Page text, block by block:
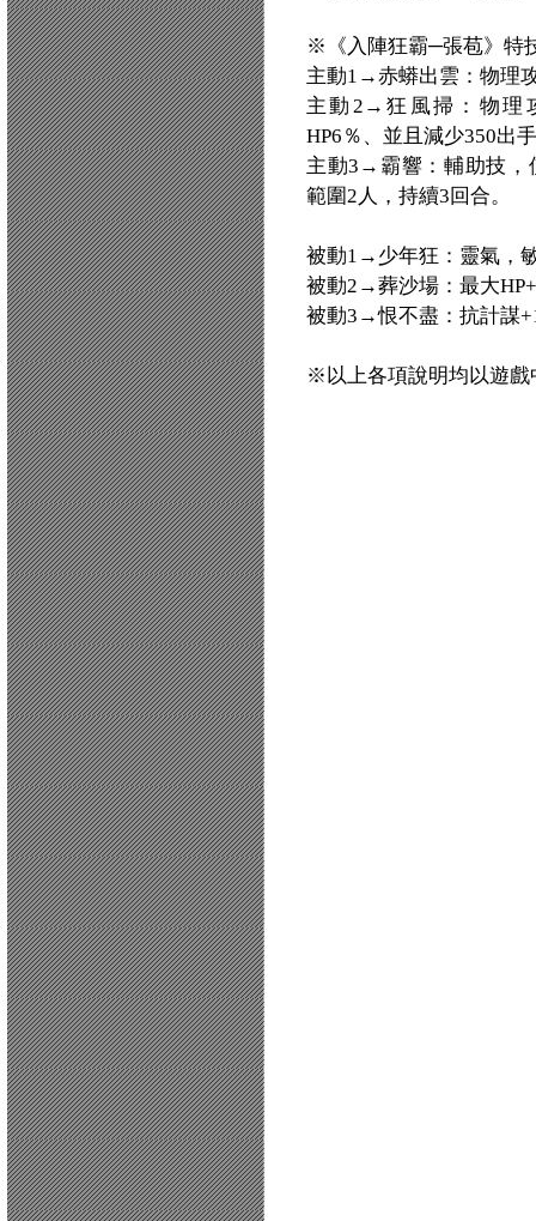
※《入陣狂霸─張苞》特
主動1→赤蟒出雲：物理
主動2→狂風掃：物理
HP6％、並且減少350出
主動3→霸響：輔助技，
範圍2人，持續3回合。
被動1→少年狂：靈氣，
被動2→葬沙場：最大
被動3→恨不盡：抗計謀
※以上各項說明均以遊戲